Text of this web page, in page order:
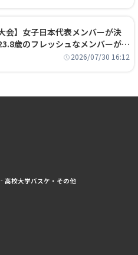
会】女子日本代表メンバーが決
歳のフレッシュなメンバーが日
頂点を狙う
2026/07/30 16:12
高校大学バスケ・その他